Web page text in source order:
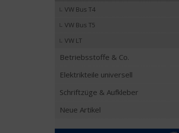
VW Bus T4
VW Bus T5
VW LT
Betriebsstoffe & Co.
Elektrikteile universell
Schriftzüge & Aufkleber
Neue Artikel